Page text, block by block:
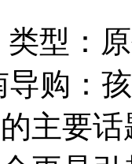
类型：
导购：
主要